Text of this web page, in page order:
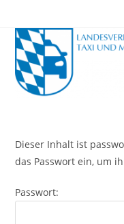
Inhalt
springen
Dieser Inhalt ist
das Passwort ein, um
Passwort: